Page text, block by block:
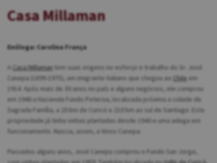
Casa Millaman
Enóloga: Carolina França
A Casa Millaman tem suas origens no esforço e trabalho do Sr. José
Canepa (1899-1975), um imigrante italiano que chegou ao Chile em
1914. Após mais de 30 anos no país e alguns negócios, ele comprou
em 1946 a Hacienda Fundo Peteroa, localizada próxima a cidade de
Sagrada Família, a 20 km de Curicó e 210 km ao sul de Santiago. Esta
propriedade já tinha vinhas plantadas desde 1940 e uma adega em
funcionamento. Nascia, assim, a Vinos Canepa.
Passados alguns anos, José Canepa comprou o Fundo San Jorge,